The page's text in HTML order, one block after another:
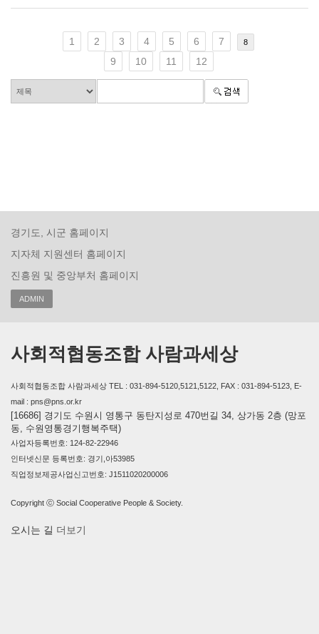
1 2 3 4 5 6 7 8
9 10 11 12
경기도, 시군 홈페이지
지자체 지원센터 홈페이지
진흥원 및 중앙부처 홈페이지
ADMIN
사회적협동조합 사람과세상
사회적협동조합 사람과세상 TEL : 031-894-5120,5121,5122, FAX : 031-894-5123, E-
mail : pns@pns.or.kr
[16686] 경기도 수원시 영통구 동탄지성로 470번길 34, 상가동 2층 (망포
동, 수원영통경기행복주택)
사업자등록번호: 124-82-22946
인터넷신문 등록번호: 경기,아53985
직업정보제공사업신고번호: J1511020200006
Copyright ⓒ Social Cooperative People & Society.
오시는 길 더보기